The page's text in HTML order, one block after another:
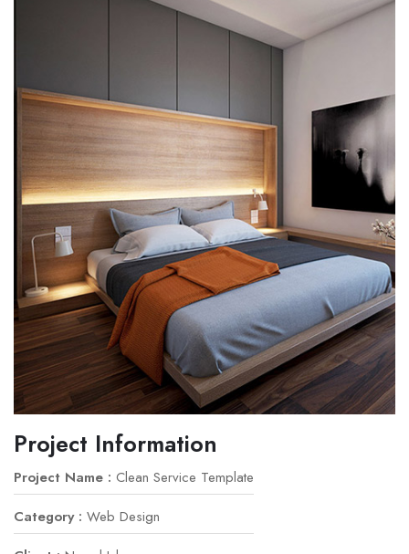
Project Information
Project Name : Clean Service Template
Category : Web Design